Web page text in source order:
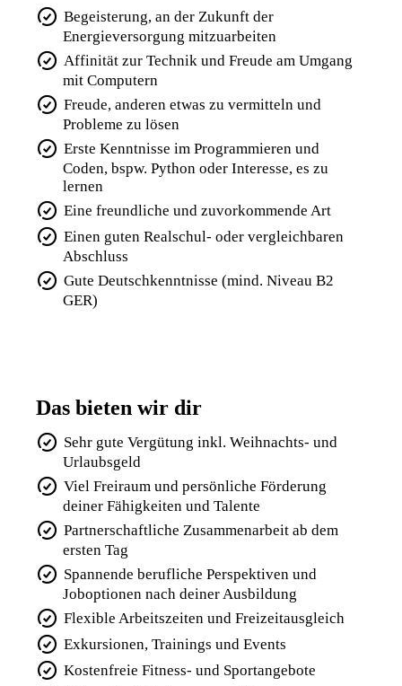
Begeisterung, an der Zukunft der
Energieversorgung mitzuarbeiten
Affinität zur Technik und Freude am Umgang
mit Computern
Freude, anderen etwas zu vermitteln und
Probleme zu lösen
Erste Kenntnisse im Programmieren und
Coden, bspw. Python oder Interesse, es zu
lernen
Eine freundliche und zuvorkommende Art
Einen guten Realschul- oder vergleichbaren
Abschluss
Gute Deutschkenntnisse (mind. Niveau B2
GER)
Das bieten wir dir
Sehr gute Vergütung inkl. Weihnachts- und
Urlaubsgeld
Viel Freiraum und persönliche Förderung
deiner Fähigkeiten und Talente
Partnerschaftliche Zusammenarbeit ab dem
ersten Tag
Spannende berufliche Perspektiven und
Joboptionen nach deiner Ausbildung
Flexible Arbeitszeiten und Freizeitausgleich
Exkursionen, Trainings und Events
Kostenfreie Fitness- und Sportangebote